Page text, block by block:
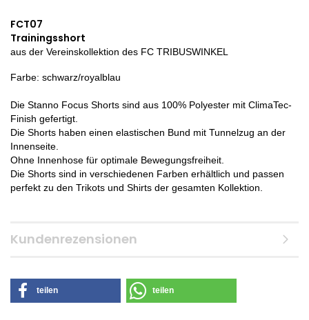
FCT07
Trainingsshort
aus der Vereinskollektion des FC TRIBUSWINKEL
Farbe: schwarz/royalblau
Die Stanno Focus Shorts sind aus 100% Polyester mit ClimaTec-
Finish gefertigt.
Die Shorts haben einen elastischen Bund mit Tunnelzug an der
Innenseite.
Ohne Innenhose für optimale Bewegungsfreiheit.
Die Shorts sind in verschiedenen Farben erhältlich und passen
perfekt zu den Trikots und Shirts der gesamten Kollektion.
Kundenrezensionen
teilen teilen